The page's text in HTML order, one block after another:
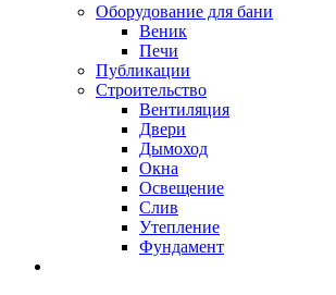
Оборудование для бани
Веник
Печи
Публикации
Строительство
Вентиляция
Двери
Дымоход
Окна
Освещение
Слив
Утепление
Фундамент